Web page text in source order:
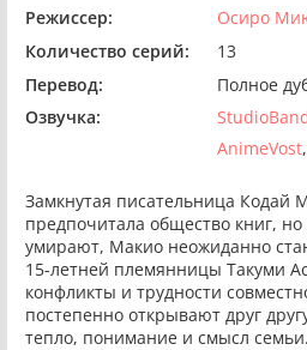
Режиссер:
Осиро
Количество серий:
13
Перевод:
Полное
Озвучка:
AnimeVost
Замкнутая писательница Кодай
предпочитала общество книг, но
умирают, Макио неожиданно
15-летней племянницы Такуми
конфликты и трудности
постепенно открывают друг
тепло, понимание и смысл семьи.